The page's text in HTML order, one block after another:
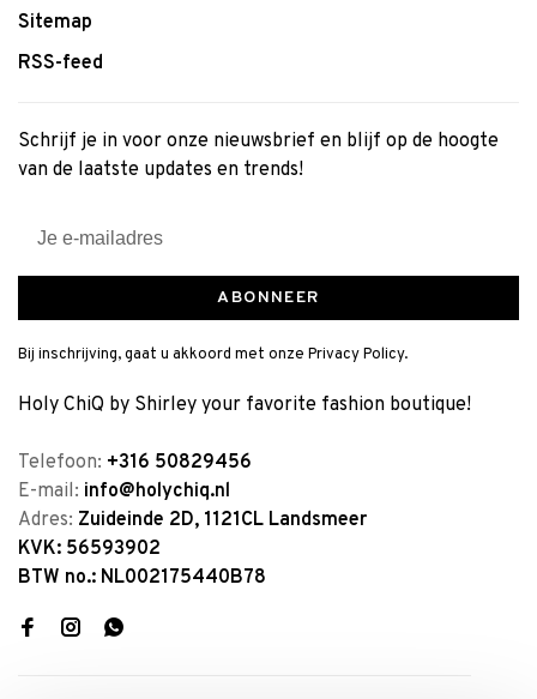
Sitemap
RSS-feed
Schrijf je in voor onze nieuwsbrief en blijf op de hoogte
van de laatste updates en trends!
ABONNEER
Bij inschrijving, gaat u akkoord met onze Privacy Policy.
Holy ChiQ by Shirley your favorite fashion boutique!
Telefoon: +316 50829456
E-mail: info@holychiq.nl
Adres: Zuideinde 2D, 1121CL Landsmeer
KVK: 56593902
BTW no.: NL002175440B78